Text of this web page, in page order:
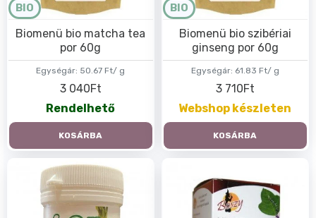
BIO
Egységár: 50.67 Ft/ g
Biomenü bio matcha tea
por 60g
3 040Ft
Rendelhető
KOSÁRBA
BIO
Egységár: 61.83 Ft/ g
Biomenü bio szibériai
ginseng por 60g
3 710Ft
Webshop készleten
KOSÁRBA